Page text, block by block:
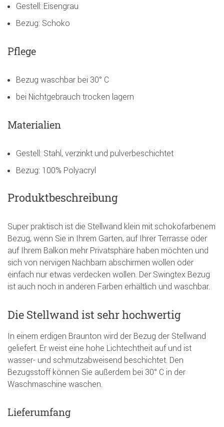
Gestell: Eisengrau
Bezug: Schoko
Pflege
Bezug waschbar bei 30° C
bei Nichtgebrauch trocken lagern
Materialien
Gestell: Stahl, verzinkt und pulverbeschichtet
Bezug: 100% Polyacryl
Produktbeschreibung
Super praktisch ist die Stellwand klein mit schokofarbenem
Bezug, wenn Sie in Ihrem Garten, auf Ihrer Terrasse oder
auf Ihrem Balkon mehr Privatsphäre haben möchten und
sich von nervigen Nachbarn abschirmen wollen oder
einfach nur etwas verdecken wollen. Der Swingtex Bezug
ist auch noch in anderen Farben erhältlich und waschbar.
Die Stellwand ist sehr hochwertig
In einem erdigen Braunton wird der Bezug der Stellwand
geliefert. Er weist eine hohe Lichtechtheit auf und ist
wasser- und schmutzabweisend beschichtet. Den
Bezugsstoff können Sie außerdem bei 30° C in der
Waschmaschine waschen.
Lieferumfang